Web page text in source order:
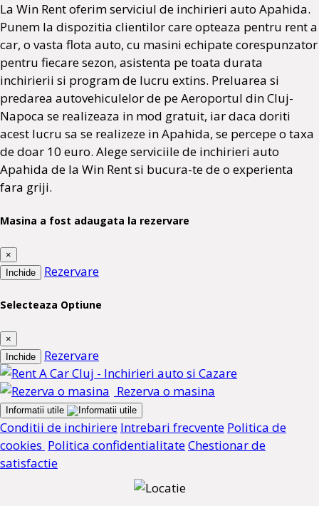
La Win Rent oferim serviciul de inchirieri auto Apahida.
Punem la dispozitia clientilor care opteaza pentru rent a
car, o vasta flota auto, cu masini echipate corespunzator
pentru fiecare sezon, asistenta pe toata durata
inchirierii si program de lucru extins. Preluarea si
predarea autovehiculelor de pe Aeroportul din Cluj-
Napoca se realizeaza in mod gratuit, iar daca doriti
acest lucru sa se realizeze in Apahida, se percepe o taxa
de doar 10 euro. Alege serviciile de inchirieri auto
Apahida de la Win Rent si bucura-te de o experienta
fara griji.
Masina a fost adaugata la rezervare
×
Inchide
Rezervare
Selecteaza Optiune
×
Inchide
Rezervare
Rezerva o masina
Informatii utile
Conditii de inchiriere Intrebari frecvente Politica de
cookies Politica confidentialitateChestionar de
satisfactie